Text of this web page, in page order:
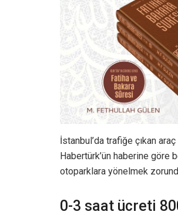
İstanbul’da trafiğe çıkan araç
Habertürk’ün haberine göre
otoparklara yönelmek
0-3 saat ücreti